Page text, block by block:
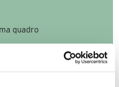
sur-mesure pour 100% de la